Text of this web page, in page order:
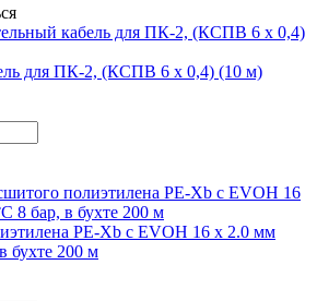
для ПК-2, (КСПВ 6 х 0,4) (10 м)
PE-Xb с EVOH 16 x 2.0 мм
бухте 200 м